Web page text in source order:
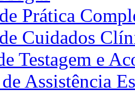
Prática
Cuidados
Testagem e
Assistência